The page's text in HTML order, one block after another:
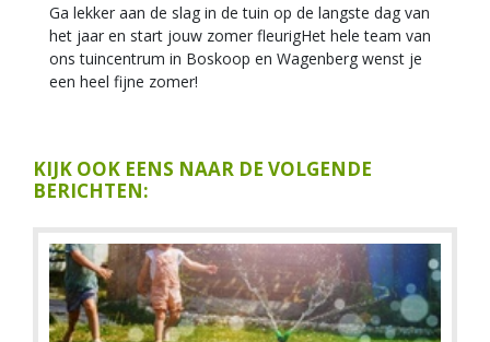
Ga lekker aan de slag in de tuin op de langste dag van
het jaar en start jouw zomer fleurigHet hele team van
ons tuincentrum in Boskoop en Wagenberg wenst je
een heel fijne zomer!
KIJK OOK EENS NAAR DE VOLGENDE
BERICHTEN: